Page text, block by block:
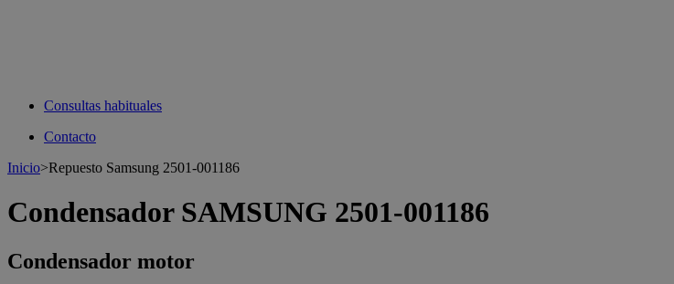
Consultas habituales
Contacto
Inicio>Repuesto Samsung 2501-001186
Condensador SAMSUNG 2501-001186
Condensador motor